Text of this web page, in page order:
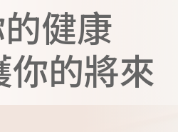
健康
你的將來